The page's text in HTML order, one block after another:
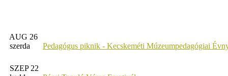
AUG 26
szerda
Pedagógus piknik - Kecskeméti Múzeumpedagógiai
SZEP 22